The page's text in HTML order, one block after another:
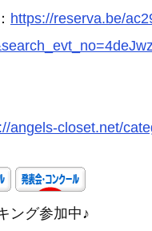
https://reserva.be/
angels-closet.net/
ング参加中♪